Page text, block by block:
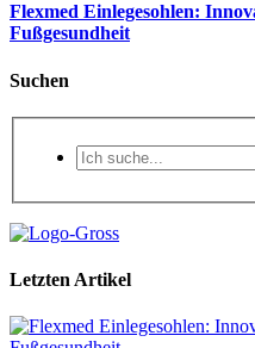
Flexmed Einlegesohlen:
Fußgesundheit
Suchen
Letzten Artikel